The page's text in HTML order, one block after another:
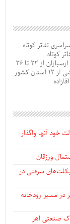
تئاتر کوتاه
کوتاه
دوازدهمین جشنواره سراسری تئاتر کوتاه ارسباران از 22 تا 26
راه‌یابی 20 اثر نمایشی از 12 استان کشور
خود آنها واگذار
ورزقان
سرقتی در
در مسیر رودخانه
صنعتی اهر